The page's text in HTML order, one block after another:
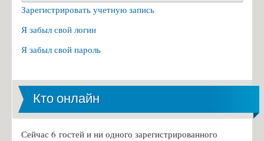
Зарегистрировать учетную запись
Я забыл свой логин
Я забыл свой пароль
Кто онлайн
Сейчас 6 гостей и ни одного зарегистрированного